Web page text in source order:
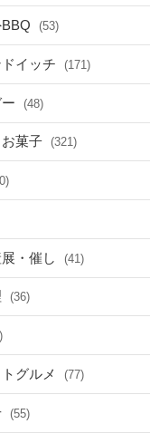
(53)
イッチ (171)
(48)
菓子 (321)
・催し (41)
(36)
グルメ (77)
(55)